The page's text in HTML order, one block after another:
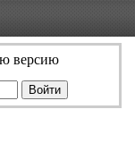
версию